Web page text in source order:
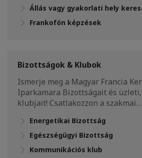
Állás vagy gyakorlati hely
Frankofón képzések
Bizottságok & Klubok
Ismerje meg a Magyar Francia
Iparkamara Bizottságait és
klubjait! Csatlakozzon a szakmai…
Energetikai Bizottság
Egészségügyi Bizottság
Kommunikációs klub